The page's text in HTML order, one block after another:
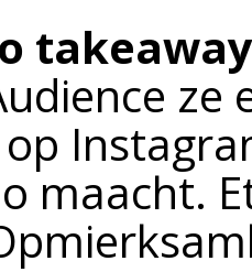
ze
maacht.